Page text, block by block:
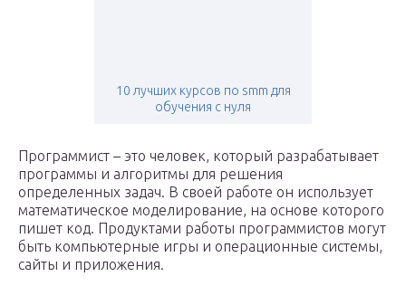
10 лучших курсов по smm для
обучения с нуля
Программист – это человек, который разрабатывает
программы и алгоритмы для решения
определенных задач. В своей работе он использует
математическое моделирование, на основе которого
пишет код. Продуктами работы программистов могут
быть компьютерные игры и операционные системы,
сайты и приложения.